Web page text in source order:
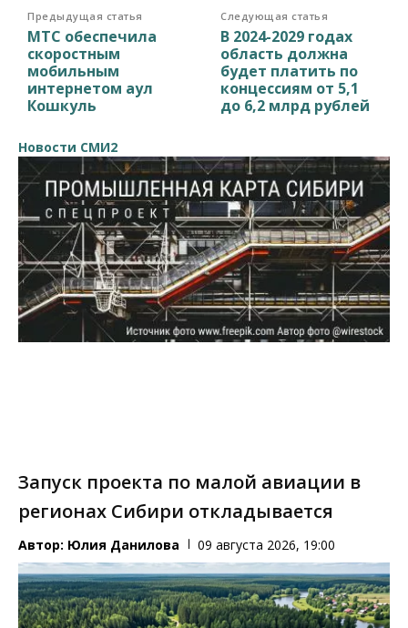
Предыдущая статья
МТС обеспечила
скоростным
мобильным
интернетом аул
Кошкуль
Следующая статья
В 2024-2029 годах
область должна
будет платить по
концессиям от 5,1
до 6,2 млрд рублей
Новости СМИ2
Запуск проекта по малой авиации в
регионах Сибири откладывается
Автор: Юлия Данилова 09 августа 2026, 19:00